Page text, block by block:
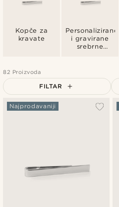
Kopče za
kravate
Personalizirane
i gravirane
srebrne
82 Proizvoda
FILTAR
Najprodavaniji